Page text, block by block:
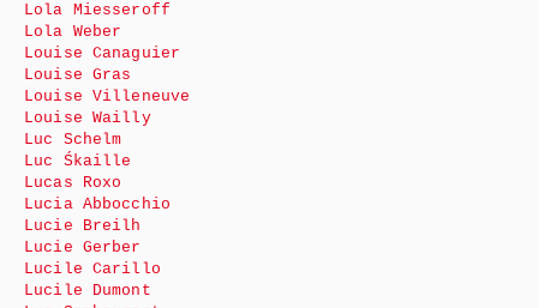
Lola Miesseroff
Lola Weber
Louise Canaguier
Louise Gras
Louise Villeneuve
Louise Wailly
Luc Schelm
Luc Śkaille
Lucas Roxo
Lucia Abbocchio
Lucie Breilh
Lucie Gerber
Lucile Carillo
Lucile Dumont